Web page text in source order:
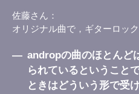
佐藤さん
オリジナル曲で，ギターロッ
― andropの曲のほとんど
られているということ
ときはどういう形で受